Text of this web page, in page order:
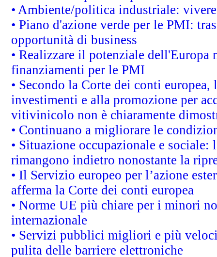
• Ambiente/politica industriale:
• Piano d'azione verde per le PMI:
opportunità di business
• Realizzare il potenziale
finanziamenti per le PMI
• Secondo la Corte dei conti
investimenti e alla promozione per
vitivinicolo non è chiaramente
• Continuano a migliorare le
• Situazione occupazionale e
rimangono indietro nonostante la
• Il Servizio europeo per l’azione
afferma la Corte dei conti europea
• Norme UE più chiare per i minori
internazionale
• Servizi pubblici migliori e più
pulita delle barriere elettroniche